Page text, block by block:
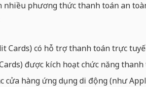
nhiều phương thức thanh toán an
Cards) có hỗ trợ thanh toán trực
được kích hoạt chức năng
cửa hàng ứng dụng di động (như